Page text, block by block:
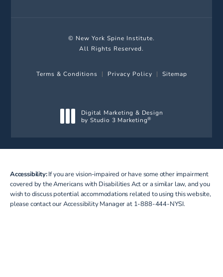
© New York Spine Institute.
All Rights Reserved.
Terms & Conditions Privacy Policy Sitemap
Digital Marketing & Design
by Studio 3 Marketing®
Accessibility:If you are vision-impaired or have some other impairment
covered by the Americans with Disabilities Act or a similar law, and you
wish to discuss potential accommodations related to using this website,
please contact our Accessibility Manager at 1-888-444-NYSI.